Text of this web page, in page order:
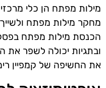
מילות מפתח הן כלי
מחקר מילות מפתח
הכנסת מילות מפתח
ובתגיות יכולה לשפר את
את החשיפה של קמפיין